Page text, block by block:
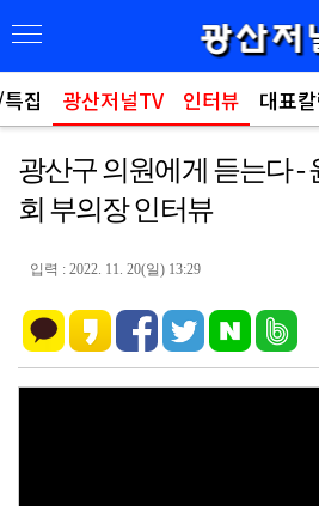
집 광산저널TV 인터뷰 대표
광산구 의원에게 듣는다 -
회 부의장 인터뷰
입력 : 2022. 11. 20(일) 13:29